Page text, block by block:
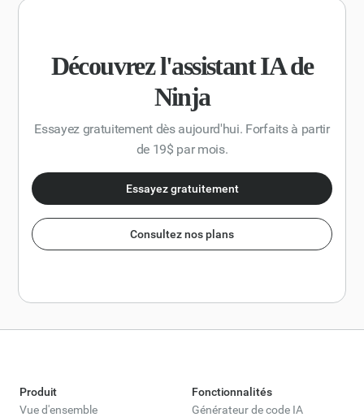
Découvrez l'assistant IA de
Ninja
Essayez gratuitement dès aujourd'hui. Forfaits à partir
de 19$ par mois.
Essayez gratuitement
Consultez nos plans
Produit
Vue d'ensemble
Fonctionnalités
Générateur de code IA